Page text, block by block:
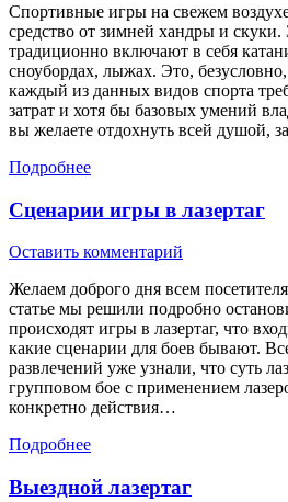
Спортивные игры на свежем
средство от зимней хандры и
традиционно включают в себя
сноубордах, лыжах. Это,
каждый из данных видов спорта
затрат и хотя бы базовых умений
вы желаете отдохнуть всей душой,
Подробнее
Сценарии игры в лазертаг
Оставить комментарий
Желаем доброго дня всем
статье мы решили подробно
происходят игры в лазертаг, что
какие сценарии для боев бывают.
развлечений уже узнали, что суть
групповом бое с применением
конкретно действия…
Подробнее
Выездной лазертаг